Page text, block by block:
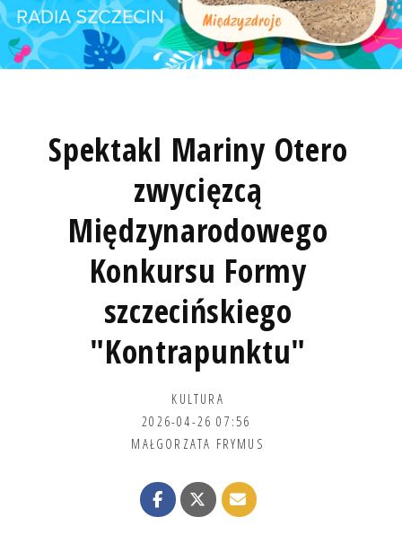
Spektakl Mariny Otero
zwycięzcą
Międzynarodowego
Konkursu Formy
szczecińskiego
"Kontrapunktu"
KULTURA
2026-04-26 07:56
MAŁGORZATA FRYMUS